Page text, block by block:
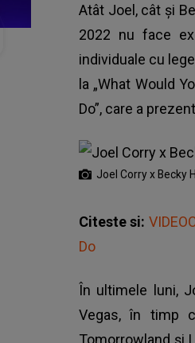
Atât Joel, cât și
2022 nu face
individuale cu
la „What Would
Do”, care a
Joel Corry x Becky
Citeste si:
Do
În ultimele luni,
Vegas, în timp
Tomorrowland și